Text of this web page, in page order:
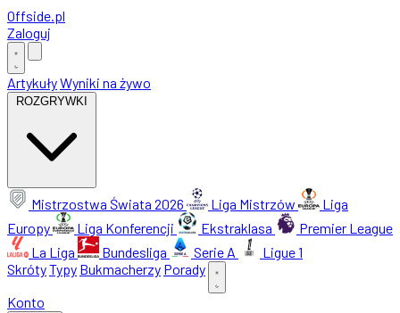
Offside.pl
Zaloguj
ArtykułyWyniki na żywo
ROZGRYWKI
Mistrzostwa Świata 2026 Liga Mistrzów
Liga
Europy
Liga Konferencji Ekstraklasa
Premier League
La Liga
Bundesliga Serie A
Ligue 1
SkrótyTypy Bukmacherzy Porady
Konto